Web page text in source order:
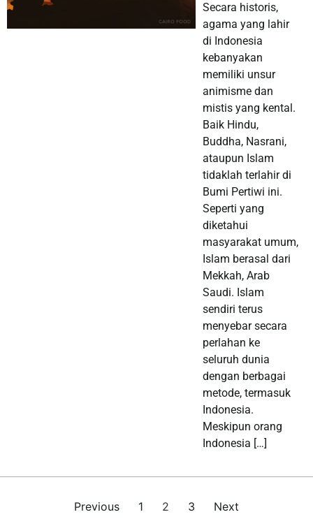
Secara historis,
agama yang lahir
di Indonesia
kebanyakan
memiliki unsur
animisme dan
mistis yang kental.
Baik Hindu,
Buddha, Nasrani,
ataupun Islam
tidaklah terlahir di
Bumi Pertiwi ini.
Seperti yang
diketahui
masyarakat umum,
Islam berasal dari
Mekkah, Arab
Saudi. Islam
sendiri terus
menyebar secara
perlahan ke
seluruh dunia
dengan berbagai
metode, termasuk
Indonesia.
Meskipun orang
Indonesia […]
Previous 1 2 3 Next